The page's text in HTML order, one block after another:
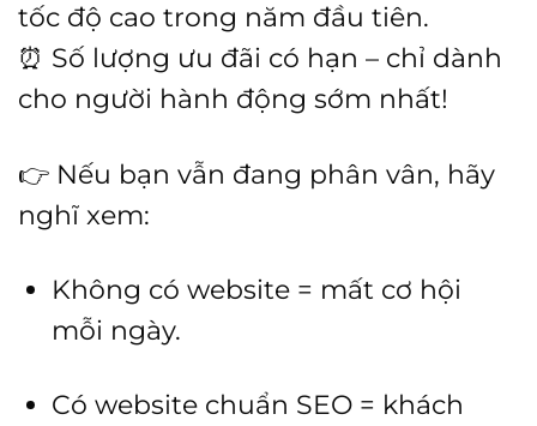
tốc độ cao trong năm đầu tiên.
⏰ Số lượng ưu đãi có hạn – chỉ dành
cho người hành động sớm nhất!
👉 Nếu bạn vẫn đang phân vân, hãy
nghĩ xem:
Không có website = mất cơ hội
mỗi ngày.
Có website chuẩn SEO = khách